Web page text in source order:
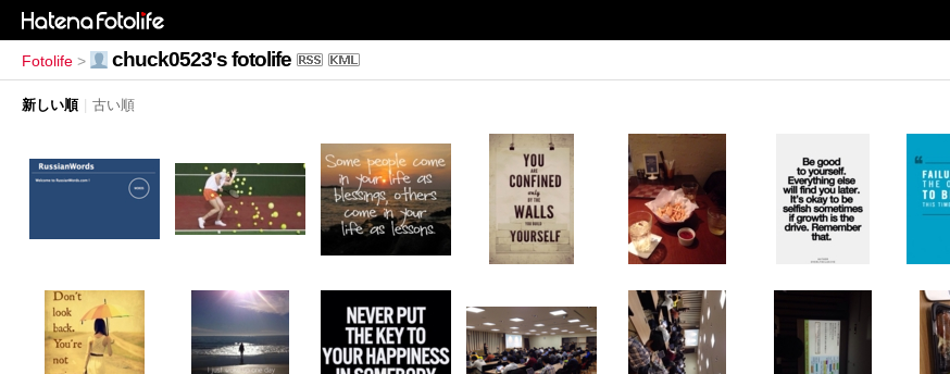
Fotolife > chuck0523's fotolife
新しい順 古い順